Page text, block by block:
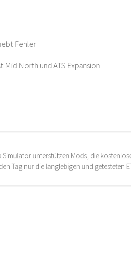
Fehler
Mid North und ATS Expansion
Simulator unterstützen Mods, die
Tag nur die langlebigen und getesteten